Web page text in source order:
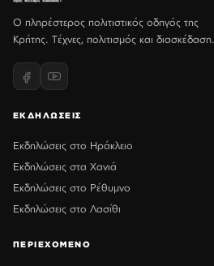
Ο πληρέστερος πολιτιστικός οδηγός της
Κρήτης. Τέχνες, πολιτισμός και διασκέδαση.
ΕΚΔΗΛΩΣΕΙΣ
Εκδηλώσεις στο Ηράκλειο
Εκδηλώσεις στα Χανιά
Εκδηλώσεις στο Ρέθυμνο
Εκδηλώσεις στο Λασίθι
ΠΕΡΙΕΧΟΜΕΝΟ